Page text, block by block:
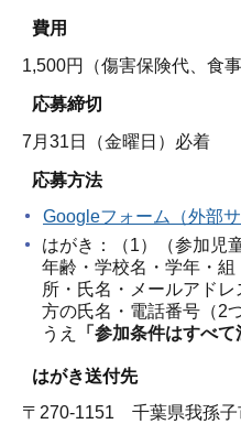
費用
1,500円（傷害保険代、食事
応募締切
7月31日（金曜日）必着
応募方法
Googleフォーム（外部サ
はがき：（1）（参加児
年齢・学校名・学年・
所・氏名・メールアド
方の氏名・電話番号（2
うえ
「参加条件はすべ
はがき送付先
〒270-1151 千葉県我孫子